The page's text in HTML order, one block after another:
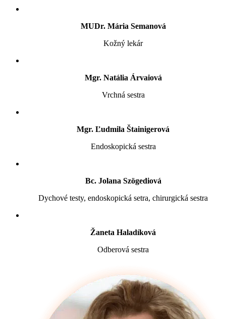
MUDr. Mária Semanová
Kožný lekár
Mgr. Natália Árvaiová
Vrchná sestra
Mgr. Ľudmila Štainigerová
Endoskopická sestra
Bc. Jolana Szögediová
Dychové testy, endoskopická setra, chirurgická sestra
Žaneta Haladíková
Odberová sestra